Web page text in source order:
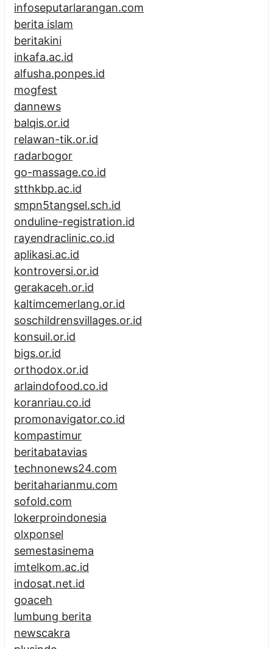
infoseputarlarangan.com
berita islam
beritakini
inkafa.ac.id
alfusha.ponpes.id
mogfest
dannews
balqis.or.id
relawan-tik.or.id
radarbogor
go-massage.co.id
stthkbp.ac.id
smpn5tangsel.sch.id
onduline-registration.id
rayendraclinic.co.id
aplikasi.ac.id
kontroversi.or.id
gerakaceh.or.id
kaltimcemerlang.or.id
soschildrensvillages.or.id
konsuil.or.id
bigs.or.id
orthodox.or.id
arlaindofood.co.id
koranriau.co.id
promonavigator.co.id
kompastimur
beritabatavias
technonews24.com
beritaharianmu.com
sofold.com
lokerproindonesia
olxponsel
semestasinema
imtelkom.ac.id
indosat.net.id
goaceh
lumbung berita
newscakra